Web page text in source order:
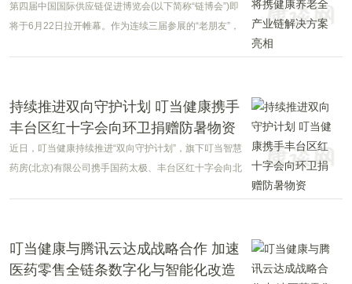
第四届中国国际供应链促进博览会(以下简称“链博会”)即
将于6月22日拉开帷幕。作为连续三届参展的“老朋友”，
老化空间设计与空气·水·光等技术，为应对人口老龄化提
供系统性的创新解法，以实际行动响应国家“积极应对人
口老龄化”战略。
持续推进双向守护计划 叮当健康携手
丰台区红十字会向环卫捐赠防暑物资
近日，叮当健康持续推进“双向守护计划”，旗下叮当智慧
药房(北京)有限公司携手国药太极、丰台区红十字会向北
叮当健康与腾讯云达成战略合作 加速
医药零售全链条数字化与智能化改造